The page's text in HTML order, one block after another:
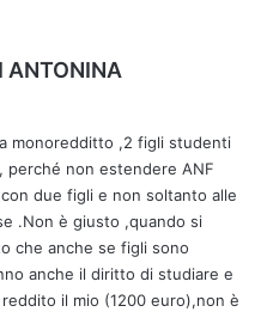
ANTONINA
e
t
t
o
:
monoredditto ,2 figli studenti
perché non estendere ANF
due figli e non soltanto alle
.Non è giusto ,quando si
che anche se figli sono
anche il diritto di studiare e
il mio (1200 euro),non è